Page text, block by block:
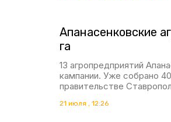
Апанасенковские
га
13 агропредприятий
кампании. Уже собрано
правительстве
21 июля , 12:26